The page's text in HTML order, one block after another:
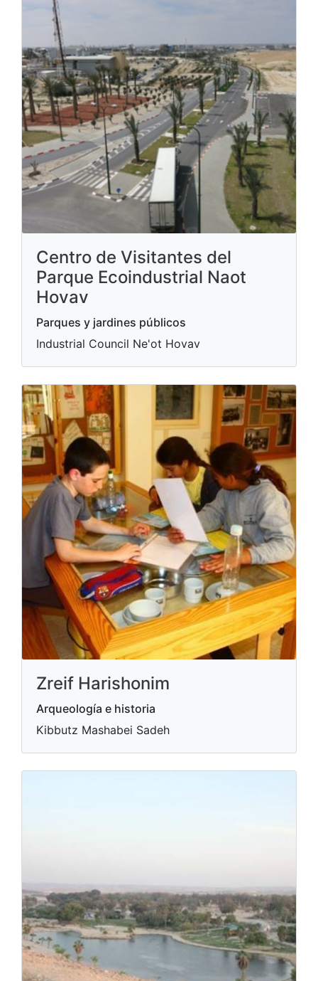
Centro de Visitantes del
Parque Ecoindustrial Naot
Hovav
Parques y jardines públicos
Industrial Council Ne'ot Hovav
Zreif Harishonim
Arqueología e historia
Kibbutz Mashabei Sadeh